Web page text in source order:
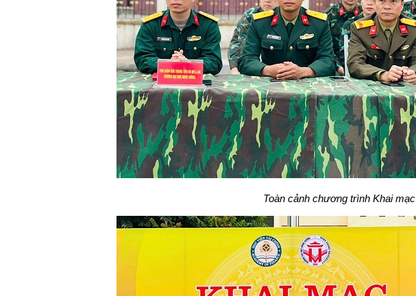
Toàn cảnh chương trình Khai mạc